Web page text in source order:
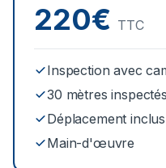
220€ TTC
Inspection avec
30 mètres inspectés
Déplacement inclus
Main-d'œuvre